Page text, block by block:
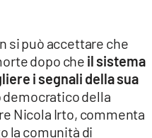
si può accettare che
dopo che il sistema
i segnali della sua
della
Nicola Irto, commenta
la comunità di